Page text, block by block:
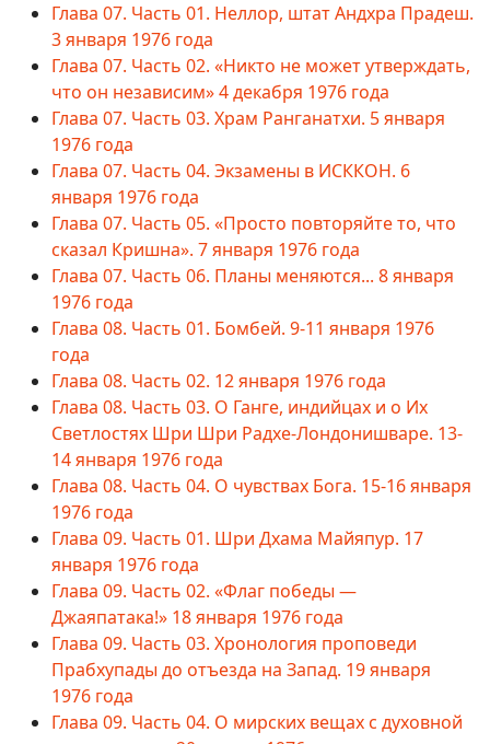
Глава 07. Часть 01. Неллор, штат Андхра Прадеш.
3 января 1976 года
Глава 07. Часть 02. «Никто не может утверждать,
что он независим» 4 декабря 1976 года
Глава 07. Часть 03. Храм Ранганатхи. 5 января
1976 года
Глава 07. Часть 04. Экзамены в ИСККОН. 6
января 1976 года
Глава 07. Часть 05. «Просто повторяйте то, что
сказал Кришна». 7 января 1976 года
Глава 07. Часть 06. Планы меняются... 8 января
1976 года
Глава 08. Часть 01. Бомбей. 9-11 января 1976
года
Глава 08. Часть 02. 12 января 1976 года
Глава 08. Часть 03. О Ганге, индийцах и о Их
Светлостях Шри Шри Радхе-Лондонишваре. 13-
14 января 1976 года
Глава 08. Часть 04. О чувствах Бога. 15-16 января
1976 года
Глава 09. Часть 01. Шри Дхама Майяпур. 17
января 1976 года
Глава 09. Часть 02. «Флаг победы —
Джаяпатака!» 18 января 1976 года
Глава 09. Часть 03. Хронология проповеди
Прабхупады до отъезда на Запад. 19 января
1976 года
Глава 09. Часть 04. О мирских вещах с духовной